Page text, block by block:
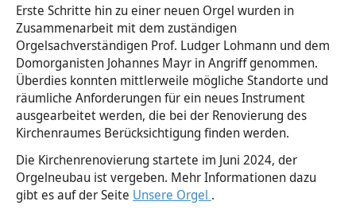
Erste Schritte hin zu einer neuen Orgel wurden in
Zusammenarbeit mit dem zuständigen
Orgelsachverständigen Prof. Ludger Lohmann und dem
Domorganisten Johannes Mayr in Angriff genommen.
Überdies konnten mittlerweile mögliche Standorte und
räumliche Anforderungen für ein neues Instrument
ausgearbeitet werden, die bei der Renovierung des
Kirchenraumes Berücksichtigung finden werden.
Die Kirchenrenovierung startete im Juni 2024, der
Orgelneubau ist vergeben. Mehr Informationen dazu
gibt es auf der Seite Unsere Orgel .